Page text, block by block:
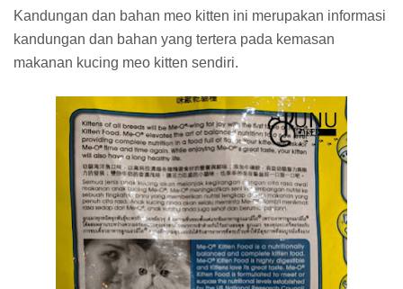
Kandungan dan bahan meo kitten ini merupakan informasi
kandungan dan bahan yang tertera pada kemasan
makanan kucing meo kitten sendiri.